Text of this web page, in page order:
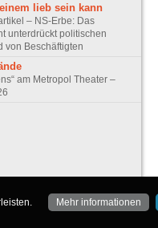
lieb sein kann
– NS-Erbe: Das
unterdrückt politischen
von Beschäftigten
am Metropol Theater –
Mehr informationen